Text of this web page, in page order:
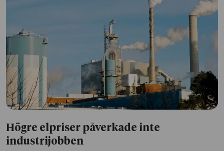
Högre elpriser påverkade inte
industrijobben